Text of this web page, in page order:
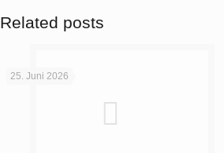
Related posts
25. Juni 2026